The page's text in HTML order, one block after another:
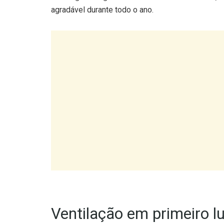
agradável durante todo o ano.
Abra a janela sempre que possível,